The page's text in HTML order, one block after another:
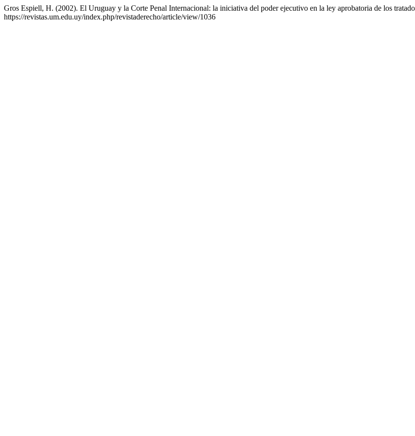
Gros Espiell, H. (2002). El Uruguay y la Corte Penal Internacional: la iniciativa del poder ejecutivo en la ley aprobatoria de los
https://revistas.um.edu.uy/index.php/revistaderecho/article/view/1036